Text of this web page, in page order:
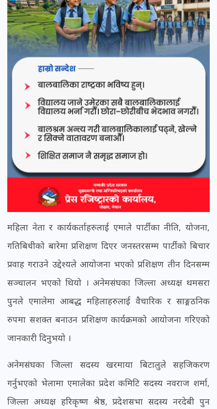
महिला नेता र कार्यकर्ताहरुलाई एमाले पार्टीका नीति, योजना,
गतिबिधीको बारेमा प्रशिक्षण दिएर जनस्तरसम्म पार्टीको बिचार
प्रवाह गराउने उद्देश्यले आयोजना भएको प्रशिक्षण तीन दिनसम्म
सञ्चालन भएको थियो । अनेमसंघका जिल्ला अध्यक्ष थमसरा
पुनले एमालेमा आबद्ध महिलाहरुलाई वैचारिक र साङ्गठनिक
रुपमा सशक्त बनाउन प्रशिक्षण कार्यक्रमको आयोजना गरिएको
जानकारी दिनुभयो ।
अनेमसंघका जिल्ला सदस्य खरमाया बिटालुले सहजिकरण
गर्नुभएको भेलामा एमालेका प्रदेश कमिटि सदस्य नवराज शर्मा,
जिल्ला अध्यक्ष हरिकृष्ण श्रेष्ठ, प्रदेशसभा सदस्य नरदेबी पुन